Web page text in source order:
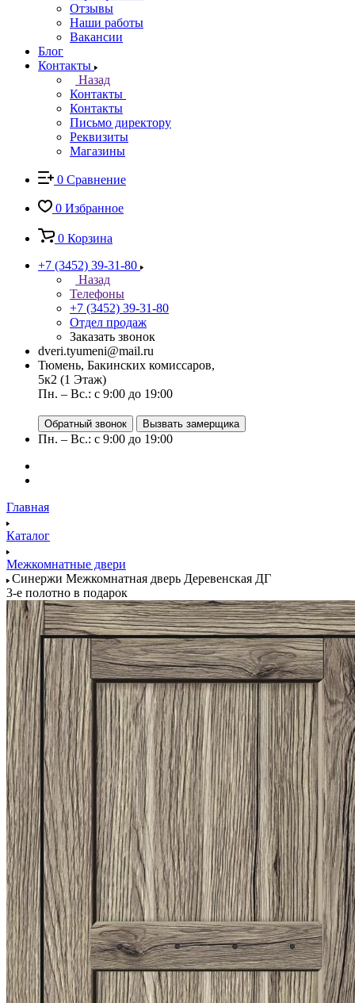
Отзывы
Наши работы
Вакансии
Блог
Контакты
Назад
Контакты
Контакты
Письмо директору
Реквизиты
Магазины
0 Сравнение
0 Избранное
0 Корзина
+7 (3452) 39-31-80
Назад
Телефоны
+7 (3452) 39-31-80
Отдел продаж
Заказать звонок
dveri.tyumeni@mail.ru
Тюмень, Бакинских комиссаров,
5к2 (1 Этаж)
Пн. – Вс.: с 9:00 до 19:00
Обратный звонок Вызвать замерщика
Пн. – Вс.: с 9:00 до 19:00
Главная
Каталог
Межкомнатные двери
Синержи Межкомнатная дверь Деревенская ДГ
3-е полотно в подарок